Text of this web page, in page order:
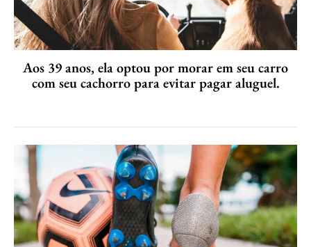
Aos 39 anos, ela optou por morar em seu carro
com seu cachorro para evitar pagar aluguel.